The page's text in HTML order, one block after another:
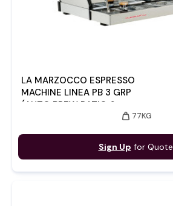
LA MARZOCCO ESPRESSO
MACHINE LINEA PB 3 GRP
(AUTO BREW RATIO &
weight 77KG
Sign Up for Quote